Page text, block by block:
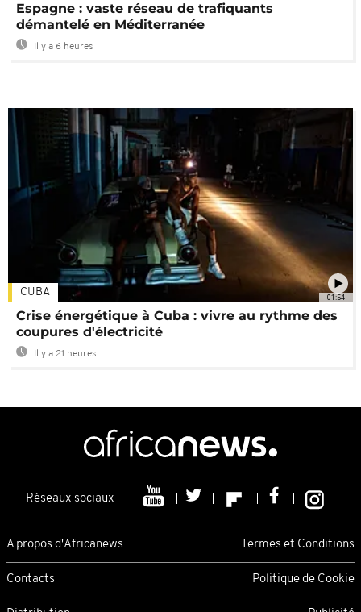
Espagne : vaste réseau de trafiquants
démantelé en Méditerranée
Il y a 6 heures
01:54
CUBA
Crise énergétique à Cuba : vivre au rythme des
coupures d'électricité
Il y a 21 heures
Réseaux sociaux
A propos d'Africanews Termes et Conditions
Contacts Politique de Cookie